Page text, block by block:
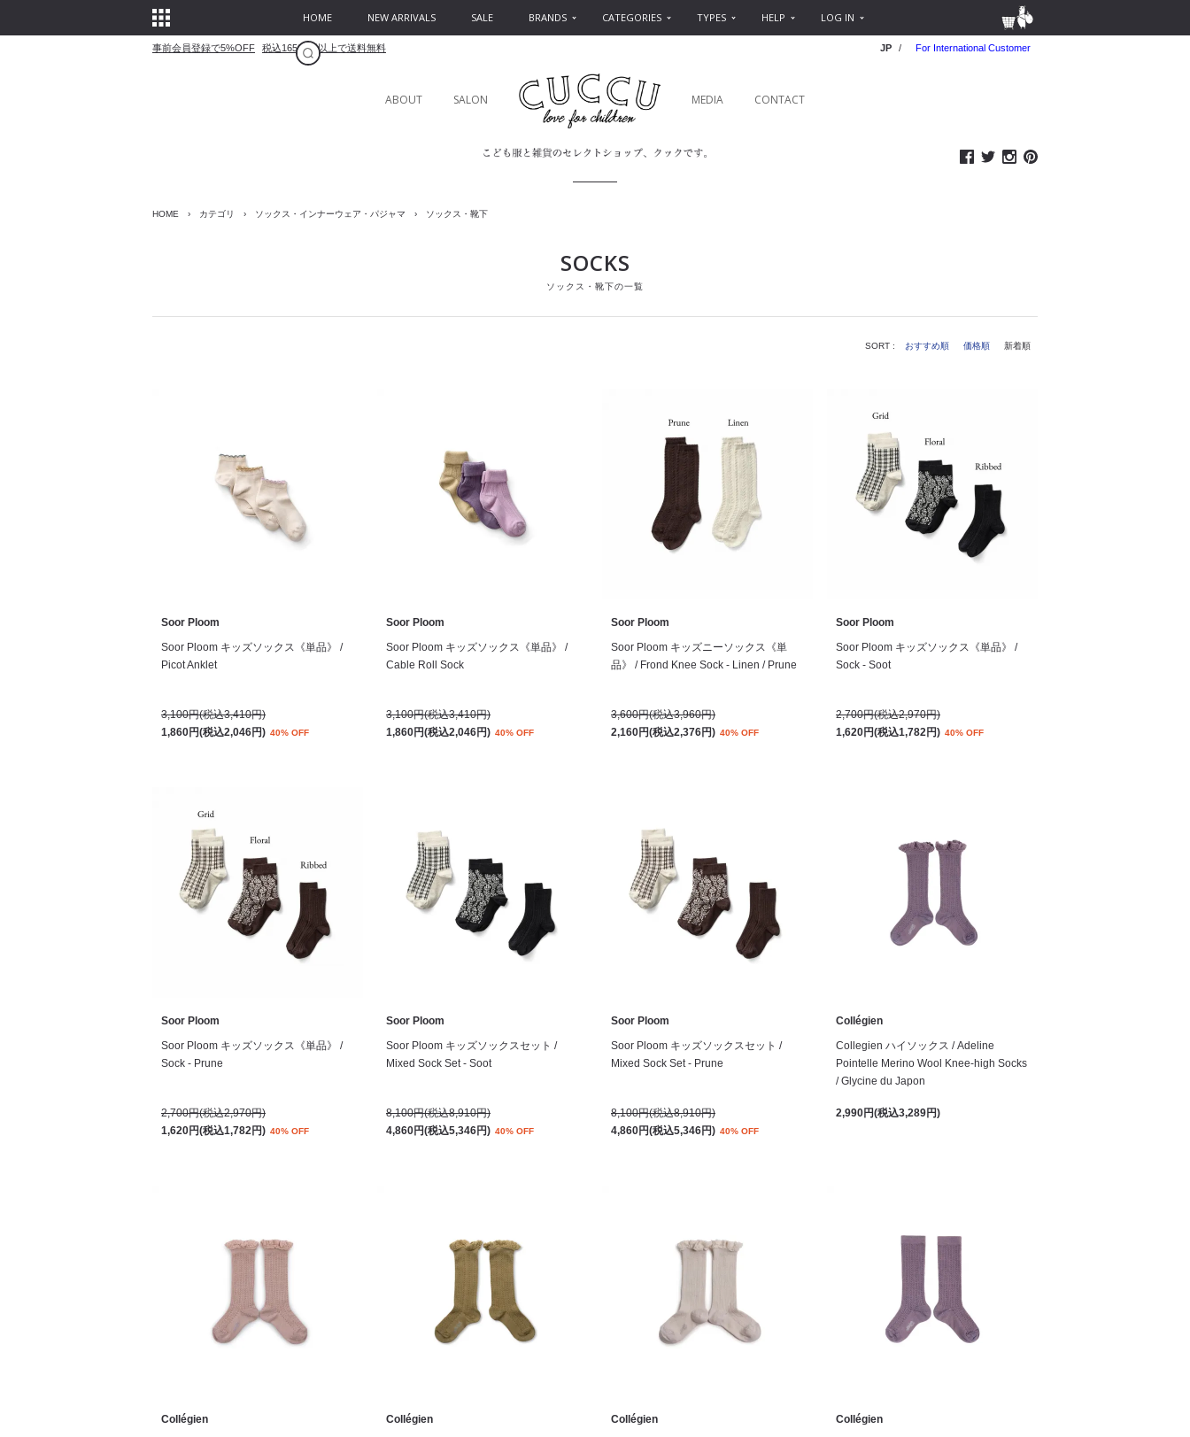
HOME NEW ARRIVALS SALE BRANDS CATEGORIES TYPES HELP LOG IN
事前会員登録で5%OFF 税込16500円以上で送料無料 JP / For International Customer
ABOUT SALON MEDIA CONTACT
HOME › カテゴリ › ソックス・インナーウェア・パジャマ › ソックス・靴下
SOCKS
ソックス・靴下の一覧
SORT : おすすめ順 価格順 新着順
Soor Ploom
Soor Ploom キッズソックス《単品》 /
Picot Anklet
3,100円(税込3,410円)
1,860円(税込2,046円) 40% OFF
Soor Ploom
Soor Ploom キッズソックス《単品》 /
Cable Roll Sock
3,100円(税込3,410円)
1,860円(税込2,046円) 40% OFF
Soor Ploom
Soor Ploom キッズニーソックス《単
品》 / Frond Knee Sock - Linen / Prune
3,600円(税込3,960円)
2,160円(税込2,376円) 40% OFF
Soor Ploom
Soor Ploom キッズソックス《単品》 /
Sock - Soot
2,700円(税込2,970円)
1,620円(税込1,782円) 40% OFF
Soor Ploom
Soor Ploom キッズソックス《単品》 /
Sock - Prune
2,700円(税込2,970円)
1,620円(税込1,782円) 40% OFF
Soor Ploom
Soor Ploom キッズソックスセット /
Mixed Sock Set - Soot
8,100円(税込8,910円)
4,860円(税込5,346円) 40% OFF
Soor Ploom
Soor Ploom キッズソックスセット /
Mixed Sock Set - Prune
8,100円(税込8,910円)
4,860円(税込5,346円) 40% OFF
Collégien
Collegien ハイソックス / Adeline
Pointelle Merino Wool Knee-high Socks
/ Glycine du Japon
2,990円(税込3,289円)
Collégien
Collégien
Collégien
Collégien